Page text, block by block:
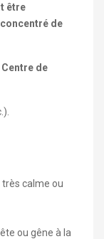
être
de
de
très calme ou
ou gêne à la